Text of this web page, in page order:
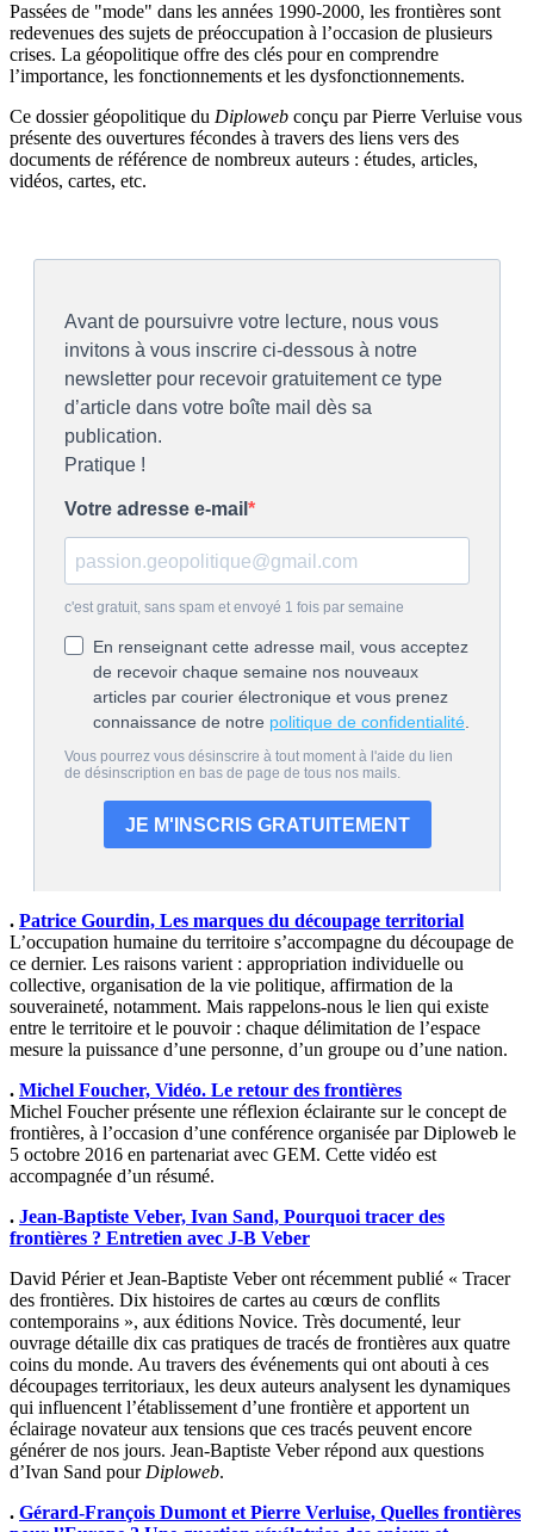
Passées de "mode" dans les années 1990-2000, les frontières sont
redevenues des sujets de préoccupation à l’occasion de plusieurs
crises. La géopolitique offre des clés pour en comprendre
l’importance, les fonctionnements et les dysfonctionnements.
Ce dossier géopolitique du Diploweb conçu par Pierre Verluise vous
présente des ouvertures fécondes à travers des liens vers des
documents de référence de nombreux auteurs : études, articles,
vidéos, cartes, etc.
. Patrice Gourdin, Les marques du découpage territorial
L’occupation humaine du territoire s’accompagne du découpage de
ce dernier. Les raisons varient : appropriation individuelle ou
collective, organisation de la vie politique, affirmation de la
souveraineté, notamment. Mais rappelons-nous le lien qui existe
entre le territoire et le pouvoir : chaque délimitation de l’espace
mesure la puissance d’une personne, d’un groupe ou d’une nation.
. Michel Foucher, Vidéo. Le retour des frontières
Michel Foucher présente une réflexion éclairante sur le concept de
frontières, à l’occasion d’une conférence organisée par Diploweb le
5 octobre 2016 en partenariat avec GEM. Cette vidéo est
accompagnée d’un résumé.
. Jean-Baptiste Veber, Ivan Sand, Pourquoi tracer des
frontières ? Entretien avec J-B Veber
David Périer et Jean-Baptiste Veber ont récemment publié « Tracer
des frontières. Dix histoires de cartes au cœurs de conflits
contemporains », aux éditions Novice. Très documenté, leur
ouvrage détaille dix cas pratiques de tracés de frontières aux quatre
coins du monde. Au travers des événements qui ont abouti à ces
découpages territoriaux, les deux auteurs analysent les dynamiques
qui influencent l’établissement d’une frontière et apportent un
éclairage novateur aux tensions que ces tracés peuvent encore
générer de nos jours. Jean-Baptiste Veber répond aux questions
d’Ivan Sand pourDiploweb.
. Gérard-François Dumont et Pierre Verluise, Quelles frontières